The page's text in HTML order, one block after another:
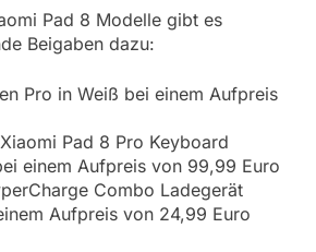
Pad 8 Modelle gibt es
Beigaben dazu:
Pro in Weiß bei einem Aufpreis
Pad 8 Pro Keyboard
einem Aufpreis von 99,99 Euro
Combo Ladegerät
Aufpreis von 24,99 Euro